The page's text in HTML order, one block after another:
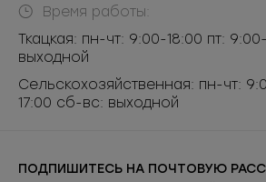
Время работы:
Ткацкая: пн-чт: 9:00-18:00 пт:
выходной
Сельскохозяйственная: пн-чт:
17:00 сб-вс: выходной
ПОДПИШИТЕСЬ НА ПОЧТОВУЮ